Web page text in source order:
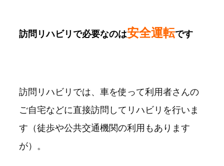
訪問リハビリで必要なのは安全運転です
訪問リハビリでは、車を使って利用者さんの
ご自宅などに直接訪問してリハビリを行いま
す（徒歩や公共交通機関の利用もあります
が）。